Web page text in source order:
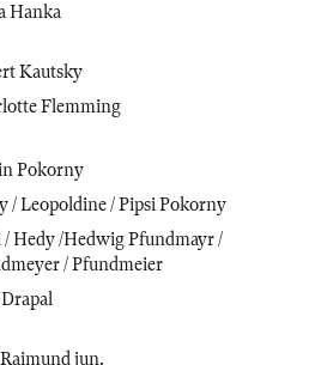
Hanka
Kautsky
Flemming
Pokorny
/ Leopoldine / Pipsi Pokorny
/ Hedy /Hedwig Pfundmayr /
/ Pfundmeier
jun.